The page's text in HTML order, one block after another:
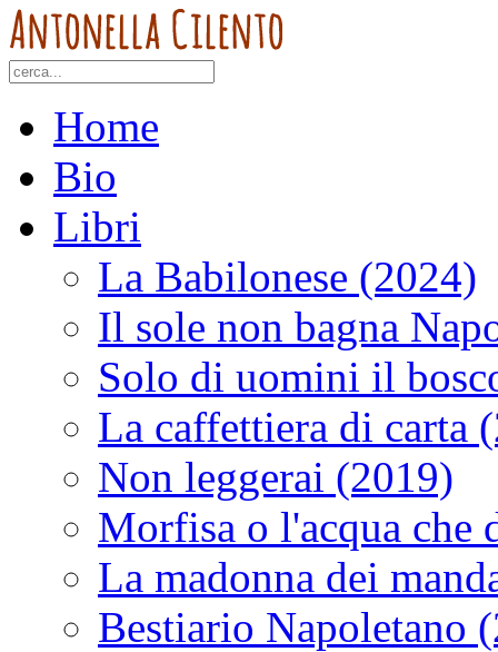
Home
Bio
Libri
La Babilonese (2024)
Il sole non bagna
Solo di uomini il
La caffettiera di carta
Non leggerai (2019)
Morfisa o l'acqua che
La madonna dei
Bestiario Napoletano